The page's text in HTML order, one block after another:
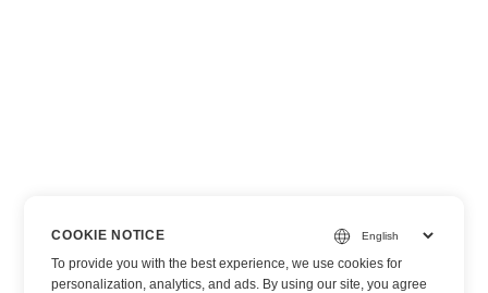
COOKIE NOTICE
To provide you with the best experience, we use cookies for
personalization, analytics, and ads. By using our site, you agree